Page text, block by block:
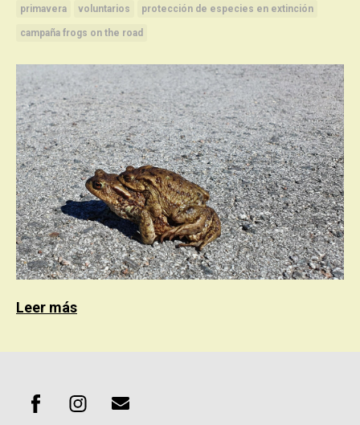
primavera voluntarios protección de especies en extinción
campaña frogs on the road
Leer más